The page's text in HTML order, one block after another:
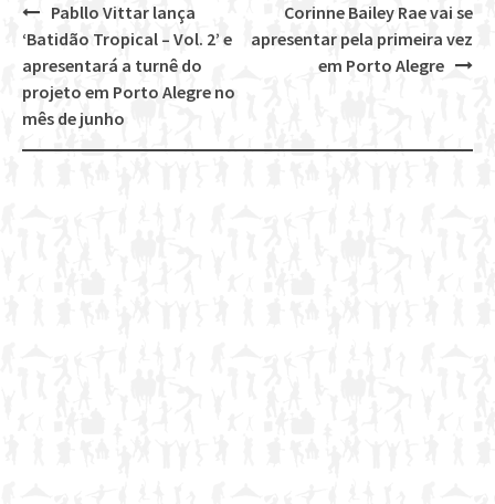
Post
navigation
Corinne Bailey Rae vai se
apresentar pela primeira vez
em Porto Alegre
Pabllo Vittar lança
‘Batidão Tropical – Vol. 2’ e
apresentará a turnê do
projeto em Porto Alegre no
mês de junho